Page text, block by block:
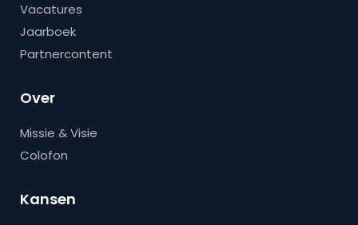
Vacatures
Jaarboek
Partnercontent
Over
Missie & Visie
Colofon
Kansen